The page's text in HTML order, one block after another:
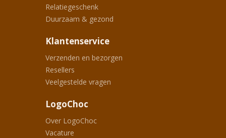
Relatiegeschenk
Duurzaam & gezond
Klantenservice
Verzenden en bezorgen
Resellers
Veelgestelde vragen
LogoChoc
Over LogoChoc
Vacature